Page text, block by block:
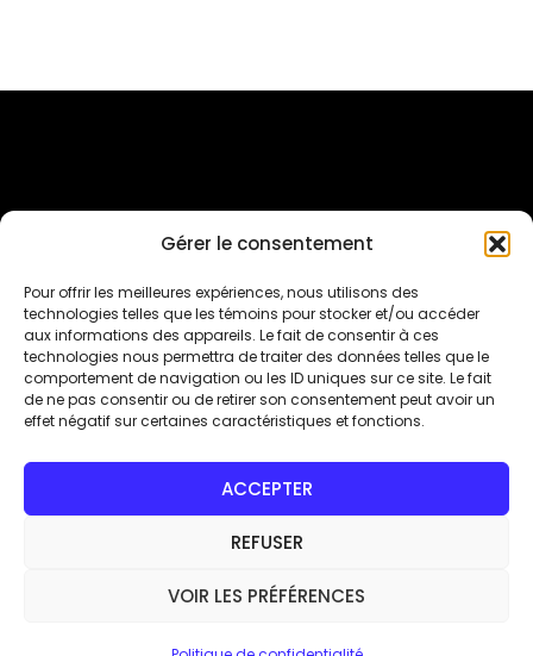
Gérer le consentement
Pour offrir les meilleures expériences, nous utilisons des
technologies telles que les témoins pour stocker et/ou accéder
aux informations des appareils. Le fait de consentir à ces
technologies nous permettra de traiter des données telles que le
comportement de navigation ou les ID uniques sur ce site. Le fait
de ne pas consentir ou de retirer son consentement peut avoir un
effet négatif sur certaines caractéristiques et fonctions.
ACCEPTER
REFUSER
VOIR LES PRÉFÉRENCES
Inscriptions Sur Qidigo
Suivez-nous sur les réseaux sociaux